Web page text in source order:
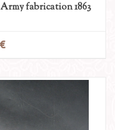
fabrication 1863